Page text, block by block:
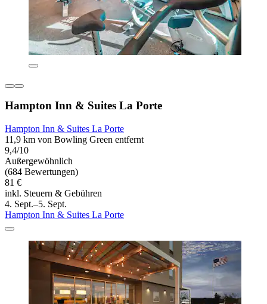
Hampton Inn & Suites La Porte
Hampton Inn & Suites La Porte
11,9 km von Bowling Green entfernt
9,4/10
Außergewöhnlich
(684 Bewertungen)
81 €
inkl. Steuern & Gebühren
4. Sept.–5. Sept.
Hampton Inn & Suites La Porte